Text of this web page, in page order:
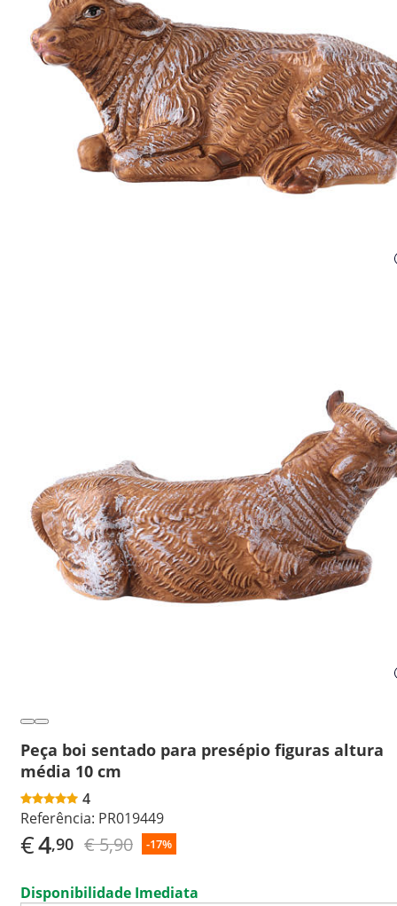
Peça boi sentado para presépio figuras altura
média 10 cm
4
Referência: PR019449
€4,90 € 5,90 -17%
Disponibilidade Imediata